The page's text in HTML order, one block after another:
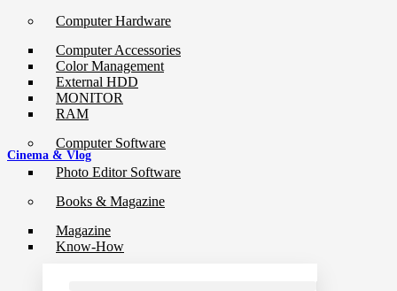
Computer Hardware
Computer Accessories
Color Management
External HDD
MONITOR
RAM
Computer Software
Photo Editor Software
Books & Magazine
Magazine
Know-How
Cinema & Vlog